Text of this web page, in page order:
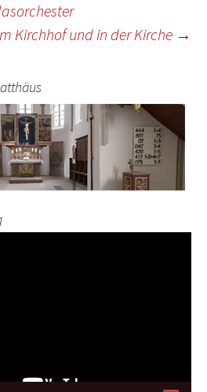
Kirchhof und in der Kirche →